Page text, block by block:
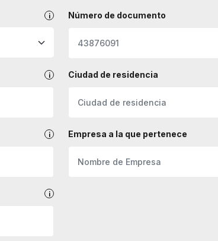
Número de documento
Ciudad de residencia
Empresa a la que pertenece